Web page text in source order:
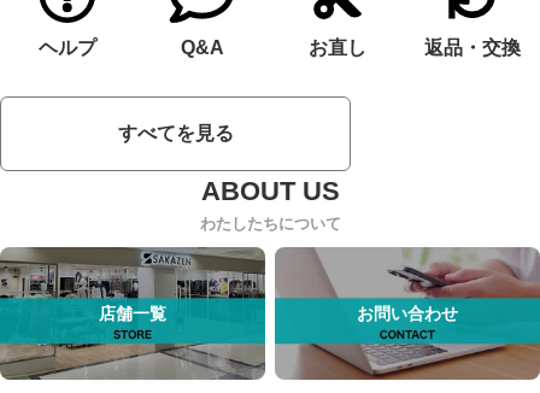
ヘルプ Q&A お直し 返品・交換
すべてを見る
わたしたちについて
店舗一覧 お問い合わせ